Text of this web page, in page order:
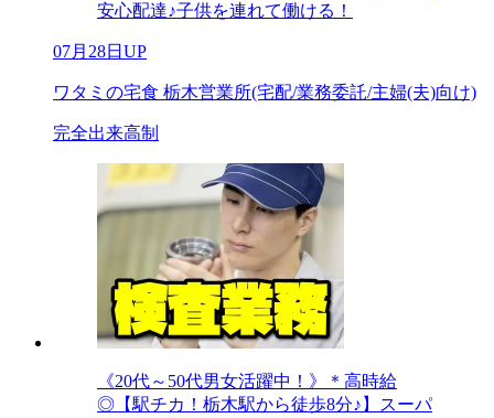
安心配達♪子供を連れて働ける！
07月28日UP
ワタミの宅食 栃木営業所(宅配/業務委託/主婦(夫)向け)
完全出来高制
《20代～50代男女活躍中！》＊高時給
◎【駅チカ！栃木駅から徒歩8分♪】スーパ